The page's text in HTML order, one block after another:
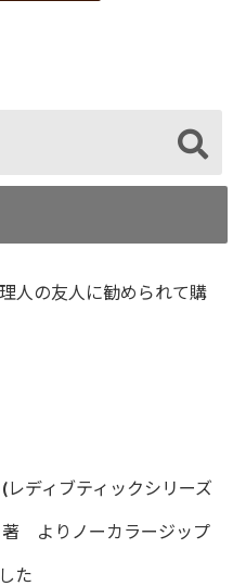
人の友人に勧められて購
ディブティックシリーズ
よりノーカラージップ
た